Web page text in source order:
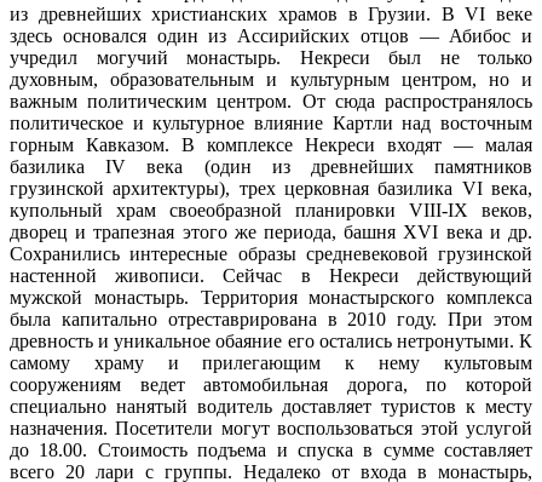
из древнейших христианских храмов в Грузии. В VI веке
здесь основался один из Ассирийских отцов — Абибос и
учредил могучий монастырь. Некреси был не только
духовным, образовательным и культурным центром, но и
важным политическим центром. От сюда распространялось
политическое и культурное влияние Картли над восточным
горным Кавказом. В комплексе Некреси входят — малая
базилика IV века (один из древнейших памятников
грузинской архитектуры), трех церковная базилика VI века,
купольный храм своеобразной планировки VIII-IX веков,
дворец и трапезная этого же периода, башня XVI века и др.
Сохранились интересные образы средневековой грузинской
настенной живописи. Сейчас в Некреси действующий
мужской монастырь. Территория монастырского комплекса
была капитально отреставрирована в 2010 году. При этом
древность и уникальное обаяние его остались нетронутыми. К
самому храму и прилегающим к нему культовым
сооружениям ведет автомобильная дорога, по которой
специально нанятый водитель доставляет туристов к месту
назначения. Посетители могут воспользоваться этой услугой
до 18.00. Стоимость подъема и спуска в сумме составляет
всего 20 лари с группы. Недалеко от входа в монастырь,